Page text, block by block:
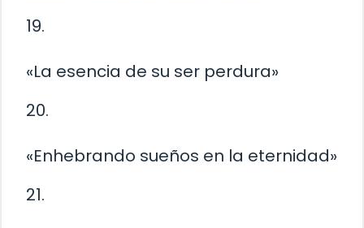
19.
«La esencia de su ser perdura»
20.
«Enhebrando sueños en la eternidad»
21.